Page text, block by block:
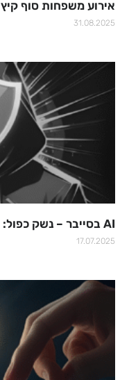
אירוע משפחות סוף קיץ 2025
31.08.2025
AI בסייבר – נשק כפול: בינה מלאכותית במתקפות ובהגנה
17.07.2025